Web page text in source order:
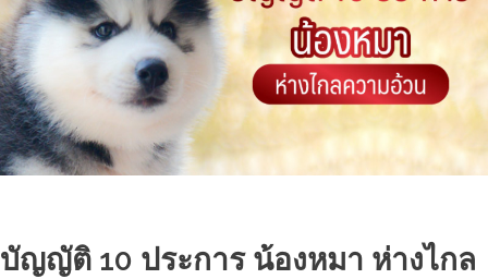
บัญญัติ 10 ประการ น้องหมา ห่างไกล